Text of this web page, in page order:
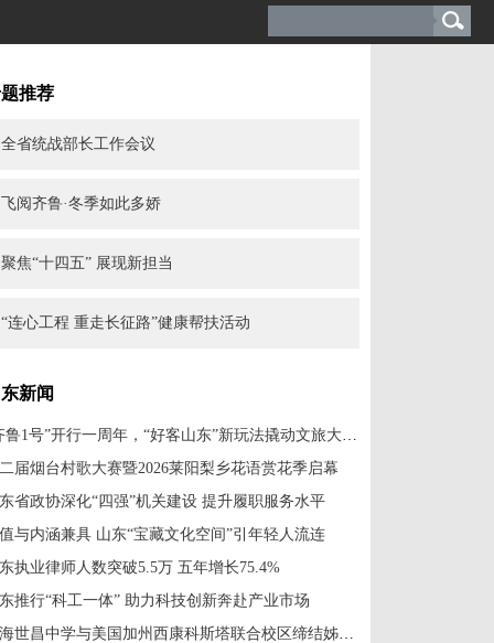
推荐
全省统战部长工作会议
飞阅齐鲁·冬季如此多娇
聚焦“十四五” 展现新担当
“连心工程 重走长征路”健康帮扶活动
新闻
“齐鲁1号”开行一周年，“好客山东”新玩法撬动文旅大消费
届烟台村歌大赛暨2026莱阳梨乡花语赏花季启幕
省政协深化“四强”机关建设 提升履职服务水平
与内涵兼具 山东“宝藏文化空间”引年轻人流连
执业律师人数突破5.5万 五年增长75.4%
推行“科工一体” 助力科技创新奔赴产业市场
威海世昌中学与美国加州西康科斯塔联合校区缔结姊妹学校